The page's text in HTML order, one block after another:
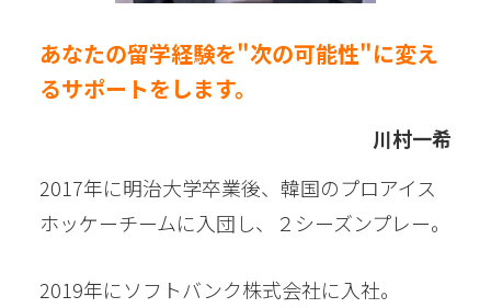
あなたの留学経験を"次の可能性"に変え
るサポートをします。
川村一希
2017年に明治大学卒業後、韓国のプロアイス
ホッケーチームに入団し、２シーズンプレー。
2019年にソフトバンク株式会社に入社。